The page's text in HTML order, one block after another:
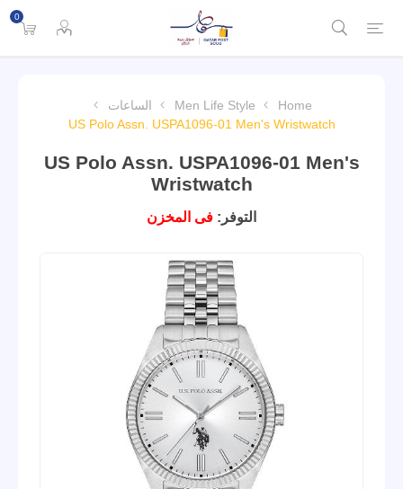
0
Home
Men Life Style
الساعات
US Polo Assn. USPA1096-01 Men's Wristwatch
US Polo Assn. USPA1096-01 Men's
Wristwatch
التوفر: فى المخزن